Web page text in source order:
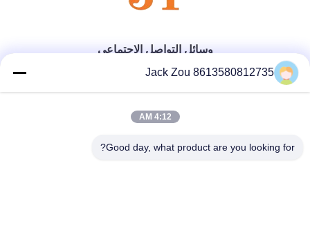
وسائل التواصل الاجتماعي
اتصال سريع
Jack Zou 8613580812735
4:12 AM
Good day, what product are you looking for?